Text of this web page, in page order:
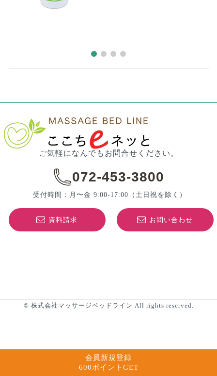
会員新規登録
600ポイントGET
ご気軽になんでもお問合せください。
072-453-3800
受付時間：月〜金 9:00-17:00 （土日祝を除く）
資料請求 お問い合わせ
© 株式会社マッサージベッドライン All rights reserved.